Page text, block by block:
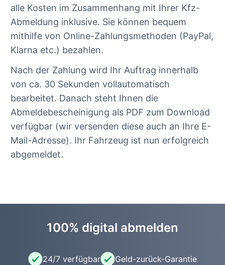
alle Kosten im Zusammenhang mit Ihrer Kfz-
Abmeldung inklusive. Sie können bequem
mithilfe von Online-Zahlungsmethoden (PayPal,
Klarna etc.) bezahlen.
Nach der Zahlung wird Ihr Auftrag innerhalb
von ca. 30 Sekunden vollautomatisch
bearbeitet. Danach steht Ihnen die
Abmeldebescheinigung als PDF zum Download
verfügbar (wir versenden diese auch an Ihre E-
Mail-Adresse). Ihr Fahrzeug ist nun erfolgreich
abgemeldet.
100% digital abmelden
24/7 verfügbar Geld-zurück-Garantie